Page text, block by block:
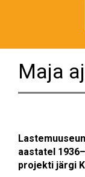
Maja
aastatel
projekti järgi